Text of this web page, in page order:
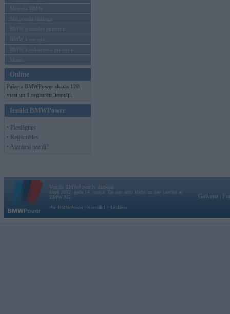
Mēneša BMW
Sērijveida tūnings
BMW pasaules jaunumi
BMW koncepti
BMW konkurentu jaunumi
Moto
Online
Pašreiz BMWPower skatās 120
viesi un 1 reģistrēti lietotāji.
Ienākt BMWPower
• Pieslēgties
• Reģistrēties
• Aizmirsi paroli?
Vortāls BMWPower.lv darbojas
kopš 2002. gada 14. maija. Tas nav auto klubs un nav saistīts ar
BMW AG.
Par BMWPower
Kontakti Reklāma
Galvena